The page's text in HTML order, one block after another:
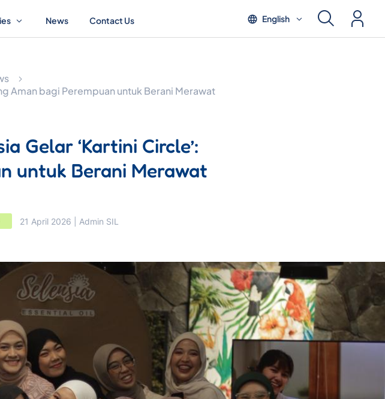
News Contact Us English
Aman bagi Perempuan untuk Berani Merawat
Gelar ‘Kartini Circle’:
untuk Berani Merawat
21 April 2026 | Admin SIL